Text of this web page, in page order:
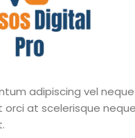
adipiscing vel
orci at scelerisque